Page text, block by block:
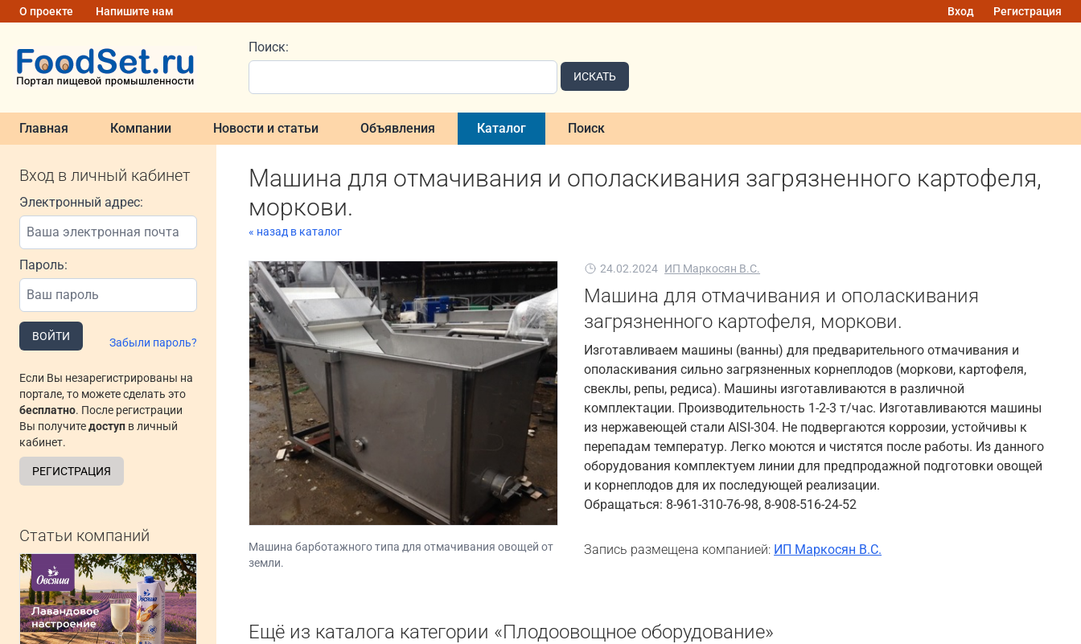
О проекте Напишите нам Вход Регистрация
Поиск:
ИСКАТЬ
Главная Компании Новости и статьи Объявления Каталог Поиск
Вход в личный кабинет
Электронный адрес:
Пароль:
ВОЙТИ Забыли пароль?
Если Вы незарегистрированы на
портале, то можете сделать это
бесплатно. После регистрации
Вы получитедоступ в личный
кабинет.
РЕГИСТРАЦИЯ
Статьи компаний
Машина для отмачивания и ополаскивания загрязненного картофеля,
моркови.
« назад в каталог
Машина барботажного типа для отмачивания овощей от
земли.
24.02.2024 ИП Маркосян В.С.
Машина для отмачивания и ополаскивания
загрязненного картофеля, моркови.
Изготавливаем машины (ванны) для предварительного отмачивания и
ополаскивания сильно загрязненных корнеплодов (моркови, картофеля,
свеклы, репы, редиса). Машины изготавливаются в различной
комплектации. Производительность 1-2-3 т/час. Изготавливаются машины
из нержавеющей стали AISI-304. Не подвергаются коррозии, устойчивы к
перепадам температур. Легко моются и чистятся после работы. Из данного
оборудования комплектуем линии для предпродажной подготовки овощей
и корнеплодов для их последующей реализации.
Обращаться: 8-961-310-76-98, 8-908-516-24-52
Запись размещена компанией: ИП Маркосян В.С.
Ещё из каталога категории «Плодоовощное оборудование»